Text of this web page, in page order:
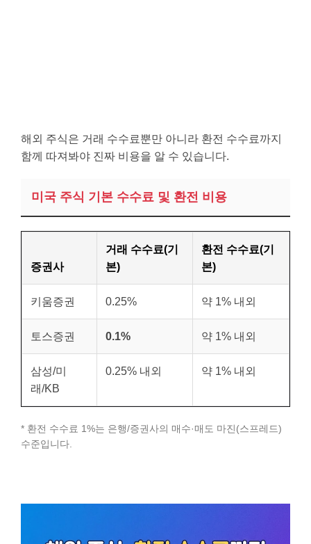
해외 주식은 거래 수수료뿐만 아니라 환전 수수료까지
함께 따져봐야 진짜 비용을 알 수 있습니다.
미국 주식 기본 수수료 및 환전 비용
증권사
거래 수수료(기
본)
환전 수수료(기
본)
키움증권 0.25% 약 1% 내외
토스증권 0.1% 약 1% 내외
삼성/미
래/KB
0.25% 내외 약 1% 내외
* 환전 수수료 1%는 은행/증권사의 매수·매도 마진(스프레드)
수준입니다.